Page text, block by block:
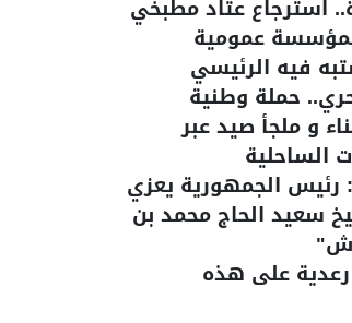
استرجاع عتاد مطبخي
عمومية
فيه الرئيسي
حملة وطنية
45 ميناء و ملجأ صيد عبر
الساحلية
رئيس الجمهورية يعزي
سعيد الحاج محمد بن
رعدية على هذه